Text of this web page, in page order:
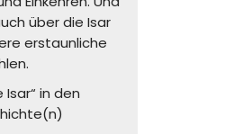
über die Isar
erstaunliche
Isar“ in den